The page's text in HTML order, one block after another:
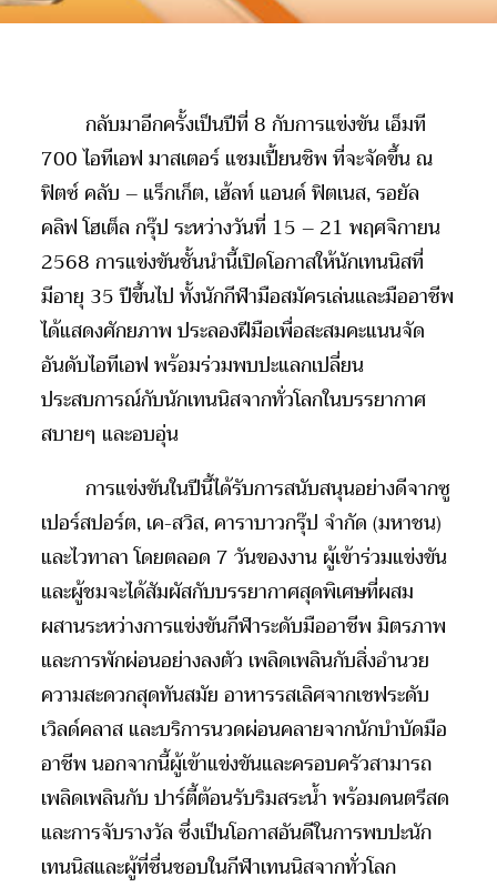
กลับมาอีกครั้งเป็นปีที่ 8 กับการแข่งขัน เอ็มที
700 ไอทีเอฟ มาสเตอร์ แชมเปี้ยนชิพ ที่จะจัดขึ้น ณ
ฟิตซ์ คลับ – แร็กเก็ต, เฮ้ลท์ แอนด์ ฟิตเนส, รอยัล
คลิฟ โฮเต็ล กรุ๊ป ระหว่างวันที่ 15 – 21 พฤศจิกายน
2568 การแข่งขันชั้นนำนี้เปิดโอกาสให้นักเทนนิสที่
มีอายุ 35 ปีขึ้นไป ทั้งนักกีฬามือสมัครเล่นและมืออาชีพ
ได้แสดงศักยภาพ ประลองฝีมือเพื่อสะสมคะแนนจัด
อันดับไอทีเอฟ พร้อมร่วมพบปะแลกเปลี่ยน
ประสบการณ์กับนักเทนนิสจากทั่วโลกในบรรยากาศ
สบายๆ และอบอุ่น
การแข่งขันในปีนี้ได้รับการสนับสนุนอย่างดีจากซู
เปอร์สปอร์ต, เค-สวิส, คาราบาวกรุ๊ป จำกัด (มหาชน)
และไวทาลา โดยตลอด 7 วันของงาน ผู้เข้าร่วมแข่งขัน
และผู้ชมจะได้สัมผัสกับบรรยากาศสุดพิเศษที่ผสม
ผสานระหว่างการแข่งขันกีฬาระดับมืออาชีพ มิตรภาพ
และการพักผ่อนอย่างลงตัว เพลิดเพลินกับสิ่งอำนวย
ความสะดวกสุดทันสมัย อาหารรสเลิศจากเชฟระดับ
เวิลด์คลาส และบริการนวดผ่อนคลายจากนักบำบัดมือ
อาชีพ นอกจากนี้ผู้เข้าแข่งขันและครอบครัวสามารถ
เพลิดเพลินกับ ปาร์ตี้ต้อนรับริมสระน้ำ พร้อมดนตรีสด
และการจับรางวัล ซึ่งเป็นโอกาสอันดีในการพบปะนัก
เทนนิสและผู้ที่ชื่นชอบในกีฬาเทนนิสจากทั่วโลก